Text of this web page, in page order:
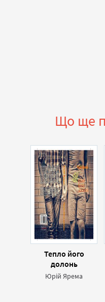
Що ще
Тепло його
долонь
Юрій Ярема